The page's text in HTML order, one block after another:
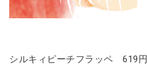
シルキィピーチフラッペ 619円